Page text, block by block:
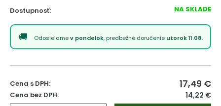
Dostupnosť:
NA SKLADE
Odosielamev pondelok, predbežné doručenie utorok 11.08.
Cena s DPH: 17,49 €
Cena bez DPH: 14,22 €